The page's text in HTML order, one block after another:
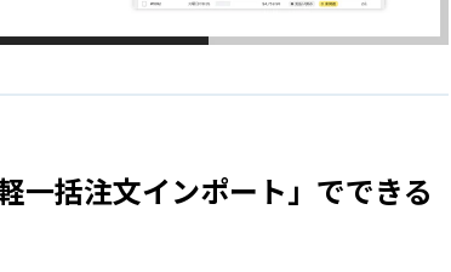
一括注文インポート」でできる